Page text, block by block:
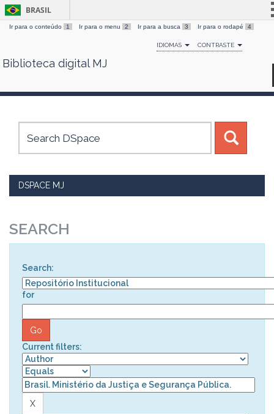
Skip
BRASIL
Simplifique!
Comunica BR
Canais
Ir para o conteúdo 1 Ir para o menu 2 Ir para a busca 3 Ir para o rodapé 4
IDIOMAS CONTRASTE
Biblioteca digital MJ
DSPACE MJ
SEARCH
Search:
for
Current filters: